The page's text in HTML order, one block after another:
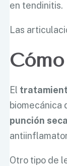
en tendinitis.
Las
El
biomecánica
punción
Otro tipo de